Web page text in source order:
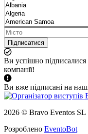
Підписатися
Ви успішно
компанії!
Ви вже підписані на
2026 © Bravo Eventos SL
Розроблено EventoBot